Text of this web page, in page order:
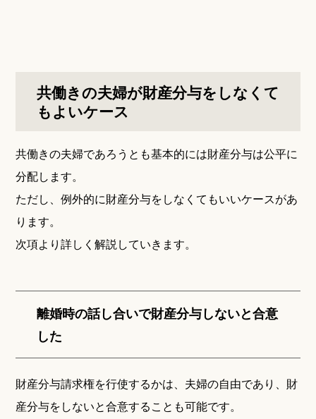
共働きの夫婦が財産分与をしなくて
もよいケース
共働きの夫婦であろうとも基本的には財産分与は公平に
分配します。
ただし、例外的に財産分与をしなくてもいいケースがあ
ります。
次項より詳しく解説していきます。
離婚時の話し合いで財産分与しないと合意
した
財産分与請求権を行使するかは、夫婦の自由であり、財
産分与をしないと合意することも可能です。